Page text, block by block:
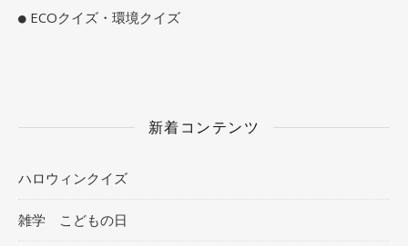
ECOクイズ・環境クイズ
新着コンテンツ
ハロウィンクイズ
雑学 こどもの日